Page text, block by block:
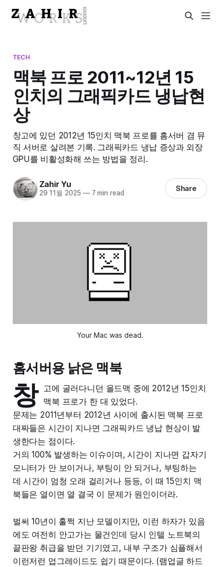
TECH
맥북 프로 2011~12년 15
인치의 그래픽카드 냉납현
상
창고에 있던 2012년 15인치 맥북 프로를 홈서버 겸 뮤
직 서버로 살려본 기록. 그래픽카드 냉납 증상과 외장
GPU를 비활성화해 쓰는 방법을 정리.
Zahir Yu
29 11월 2025 —7 min read Share
Your Mac was dead.
홈서버용 낡은 맥북
창 고에 굴러다니던 올드맥 중에 2012년 15인치
맥북 프로가 한 대 있었다.
문제는 2011년부터 2012년 사이에 출시된 맥북 프로
대짜들은 시간이 지나면 그래픽카드 냉납 현상이 발
생한다는 점이다.
거의 100% 발생하는 이슈이며, 시간이 지나면 갑자기
모니터가 안 보이거나, 부팅이 안 되거나, 부팅하는
데 시간이 엄청 오래 걸리거나 등등, 이 때 15인치 맥
북들은 열이면 열 결국 이 문제가 원인이더라.
벌써 10년이 훌쩍 지난 모델이지만, 이런 하자가 있음
에도 여전히 안고가는 물건인데 당시 인텔 노트북의
끝판왕 취급을 받던 기기였고, 내부 구조가 심플해서
이런저런 업그레이드도 쉽기 때문이다. (램업글 하드